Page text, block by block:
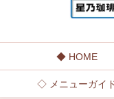
◆ HOME
◇ メニューガイ